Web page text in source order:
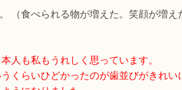
（食べられる物が増えた。笑顔が増え
人も私もうれしく思っています。
くらいひどかったのが歯並びがきれい